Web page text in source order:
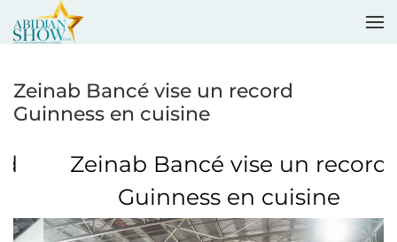
Zeinab Bancé vise un record
Guinness en cuisine
Zeinab Bancé vise un record
Guinness en cuisine